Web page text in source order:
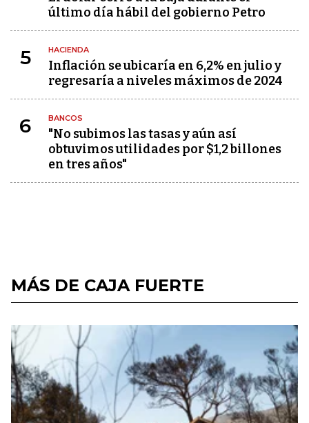
último día hábil del gobierno Petro
5 HACIENDA
Inflación se ubicaría en 6,2% en julio y
regresaría a niveles máximos de 2024
6 BANCOS
"No subimos las tasas y aún así
obtuvimos utilidades por $1,2 billones
en tres años"
MÁS DE CAJA FUERTE